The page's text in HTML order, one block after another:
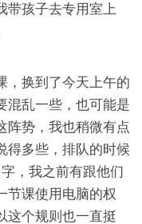
带孩子去专用室上
，换到了今天上午的
混乱一些，也可能是
阵势，我也稍微有点
得多些，排队的时候
，我之前有跟他们
节课使用电脑的权
这个规则也一直挺